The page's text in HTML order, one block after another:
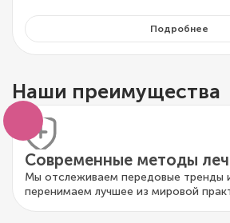
Подробнее
Наши преимущества
Современные методы
Мы отслеживаем передовые тренды
перенимаем лучшее из мировой